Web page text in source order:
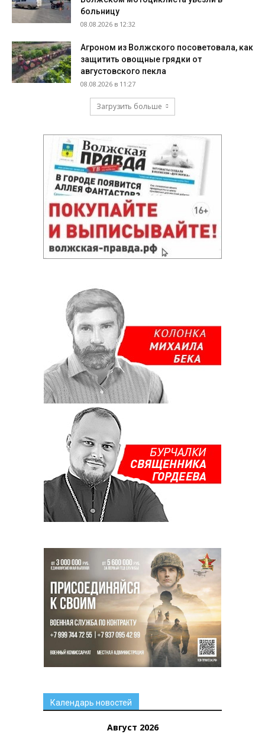
больницу
08.08.2026 в 12:32
Агроном из Волжского посоветовала, как
защитить овощные грядки от
августовского пекла
08.08.2026 в 11:27
Загрузить больше
Календарь новостей
Август 2026